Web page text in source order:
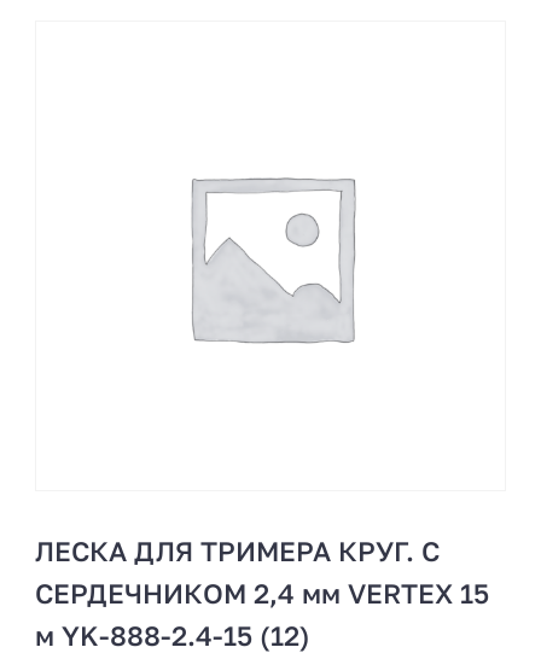
ЛЕСКА ДЛЯ ТРИМЕРА КРУГ. С
СЕРДЕЧНИКОМ 2,4 мм VERTEX 15
м YK-888-2.4-15 (12)